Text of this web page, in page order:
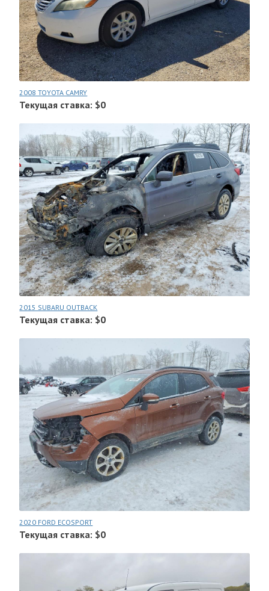
2008 TOYOTA CAMRY
Текущая ставка: $0
2015 SUBARU OUTBACK
Текущая ставка: $0
2020 FORD ECOSPORT
Текущая ставка: $0